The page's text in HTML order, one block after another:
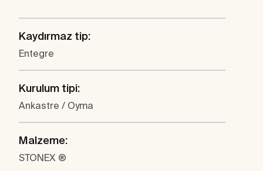
Kaydırmaz tip:
Entegre
Kurulum tipi:
Ankastre / Oyma
Malzeme:
STONEX ®